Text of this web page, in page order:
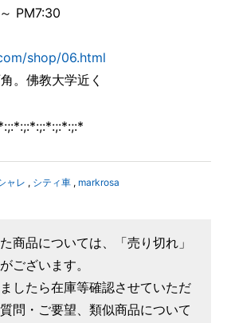
PM7:30
shop/06.html
。佛教大学近く
ャレ , シティ車 , markrosa
商品については、「売り切れ」
ございます。
したら在庫等確認させていただ
問・ご要望、類似商品について